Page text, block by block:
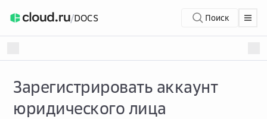
/DOCS Поиск
Зарегистрировать аккаунт
юридического лица